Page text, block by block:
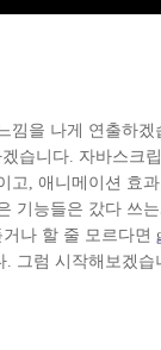
낌을 나게 연출하겠
습니다. 자바스크
고, 애니메이션 효
기능들은 갔다 쓰
나 할 줄 모르다면
. 그럼 시작해보겠습